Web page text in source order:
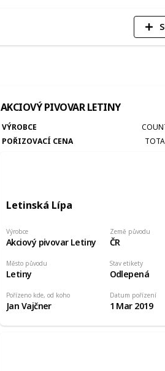
AKCIOVÝ PIVOVAR LETINY
VÝROBCE
POŘIZOVACÍ CENA
Letinská Lípa
Výrobce
Akciový pivovar Letiny
Země původu
ČR
Pořízeno kde, od koho
Jan Vajčner
Stav etikety
Odlepená
Datum pořízení
1 Mar 2019
Město původu
Letiny